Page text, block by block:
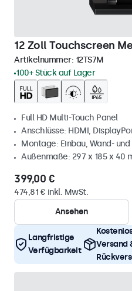
12 Zoll Touchscreen
Artikelnummer: 12TS7M
100+ Stück auf Lager
Full HD Multi-Touch Panel
Anschlüsse: HDMI,
Montage: Einbau, Wand-
Außenmaße: 297 x 185 x 40
399,00 €
474,81 € inkl. MwSt.
Ansehen
Langfristige
Verfügbarkeit
Versand